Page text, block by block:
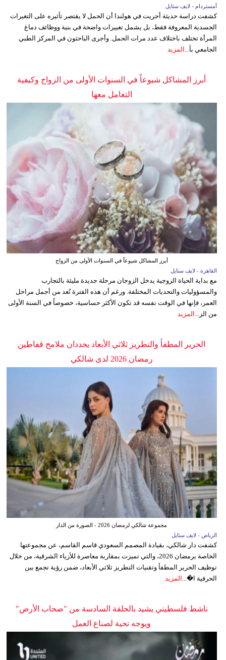
أمستردام - لايف ستايل
كشفت دراسة حديثة أجريت في هولندا أن الحمل لا يقتصر تأثيره على التغيرات
الجسدية المعروفة فقط، بل يشمل تغييرات واضحة في بنية ووظائف دماغ
المرأة تختلف باختلاف عدد مرات الحمل. وأجرى الباحثون في المركز الطبي
الجامعي بأ... المزيد
أبرز المشاكل شيوعاً في السنوات الأولى من الزواج وكيفية
التعامل معها
أبرز المشاكل شيوعاً في السنوات الأولى من الزواج
القاهرة - لايف ستايل
مع بداية الحياة الزوجية يدخل الزوجان مرحلة جديدة مليئة بالتجارب
والمسؤوليات والتحديات المختلفة. ورغم أن هذه الفترة تُعد من أجمل مراحل
العمر، فإنها في الوقت نفسه قد تكون الأكثر حساسية، خصوصاً في السنة الأولى
من الز...
المزيد
الحرير المطفأ والتطريز ثلاثي الأبعاد يحددان ملامح قفاطين
رمضان 2026 لدى شالكي
مجموعة شالكي لرمضان 2026 - الصورة من الدار
الرياض - لايف ستايل
كشفت دار شالكي، بقيادة المصمم السعودي قاسم القاسم، عن مجموعتها
الخاصة برمضان 2026، والتي تميزت بمقاربة معاصرة للأزياء الشرقية، من خلال
توظيف الحرير المطفأ وتقنيات التطريز ثلاثي الأبعاد، ضمن رؤية تجمع بين
الحرفية ا�... المزيد
ناشط فلسطيني يشيد بالحلقة السادسة من "صحاب الأرض"
ويوجه تحية لصناع العمل